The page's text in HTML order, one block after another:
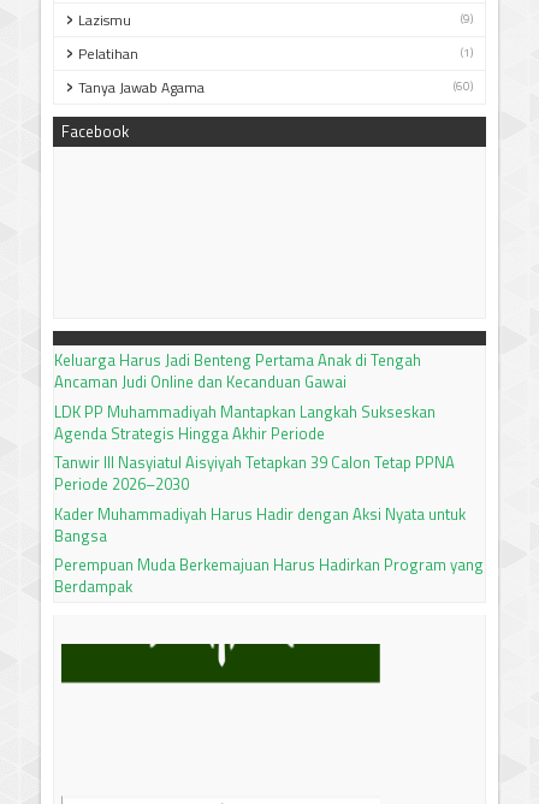
Lazismu (9)
Pelatihan (1)
Tanya Jawab Agama (60)
Facebook
Keluarga Harus Jadi Benteng Pertama Anak di Tengah
Ancaman Judi Online dan Kecanduan Gawai
LDK PP Muhammadiyah Mantapkan Langkah Sukseskan
Agenda Strategis Hingga Akhir Periode
Tanwir III Nasyiatul Aisyiyah Tetapkan 39 Calon Tetap PPNA
Periode 2026–2030
Kader Muhammadiyah Harus Hadir dengan Aksi Nyata untuk
Bangsa
Perempuan Muda Berkemajuan Harus Hadirkan Program yang
Berdampak